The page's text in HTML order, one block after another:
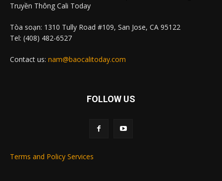
Truyền Thông Cali Today
Tòa soạn: 1310 Tully Road #109, San Jose, CA 95122
Tel: (408) 482-6527
Contact us: nam@baocalitoday.com
FOLLOW US
Terms and Policy Services